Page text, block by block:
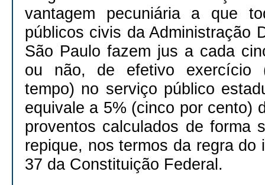
vantagem pecuniária a que
públicos civis da Administração
São Paulo fazem jus a cada
ou não, de efetivo exercício
tempo) no serviço público
equivale a 5% (cinco por cento)
proventos calculados de forma
repique, nos termos da regra do
37 da Constituição Federal.